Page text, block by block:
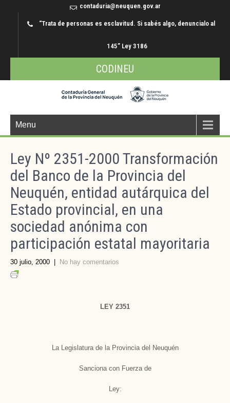
contaduria@neuquen.gov.ar
“Trata de personas es esclavitud. Si sabés algo, denuncialo al
145” Ley 3186
CODINEU
Menu
Ley Nº 2351-2000 Transformación
del Banco de la Provincia del
Neuquén, entidad autárquica del
Estado provincial, en una
sociedad anónima con
participación estatal mayoritaria
30 julio, 2000 No hay comentarios
LEY 2351
La Legislatura de la Provincia del Neuquén
Sanciona con Fuerza de
Ley: